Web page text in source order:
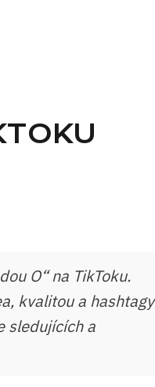
O“ na TikToku.
kvalitou a hashtagy
sledujících a